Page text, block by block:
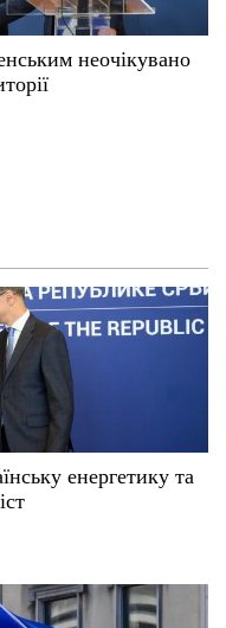
неочікувано
енергетику та